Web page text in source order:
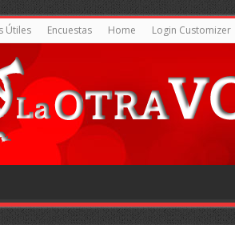
Útiles Encuestas Home Login Customizer